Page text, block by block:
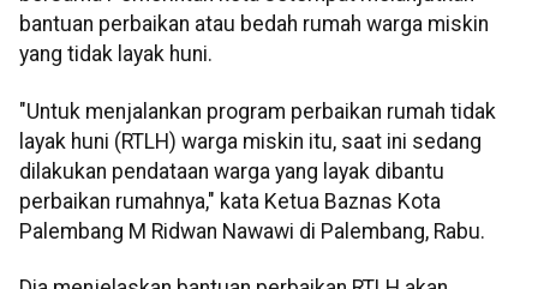
bantuan perbaikan atau bedah rumah warga miskin
yang tidak layak huni.
"Untuk menjalankan program perbaikan rumah tidak
layak huni (RTLH) warga miskin itu, saat ini sedang
dilakukan pendataan warga yang layak dibantu
perbaikan rumahnya," kata Ketua Baznas Kota
Palembang M Ridwan Nawawi di Palembang, Rabu.